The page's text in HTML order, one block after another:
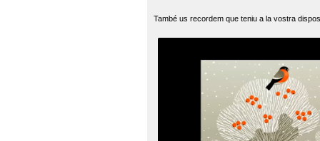
També us recordem que teniu a la vostra